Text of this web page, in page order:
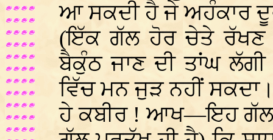
ਆ ਸਕਦੀ ਹੈ ਜੇ ਅਹੰਕਾਰ
(ਇੱਕ ਗੱਲ ਹੋਰ ਚੇਤੇ ਰੱਖਣ
ਬੈਕੁੰਠ ਜਾਣ ਦੀ ਤਾਂਘ
ਵਿੱਚ ਮਨ ਜੁੜ ਨਹੀਂ
ਹੇ ਕਬੀਰ ! ਆਖ—ਇਹ ਗੱਲ